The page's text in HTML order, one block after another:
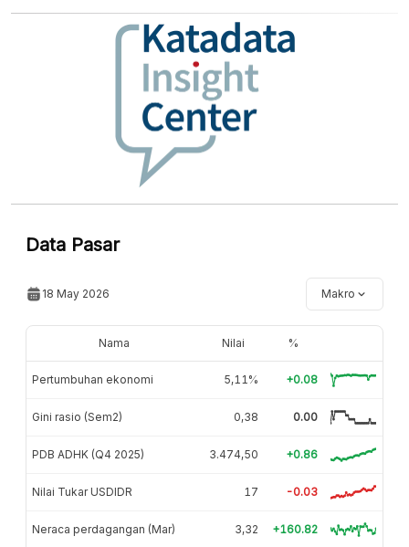
Data Pasar
18 May 2026 Makro
Nama Nilai %
Pertumbuhan ekonomi 5,11% +0.08
Gini rasio (Sem2) 0,38 0.00
PDB ADHK (Q4 2025) 3.474,50 +0.86
Nilai Tukar USDIDR 17 -0.03
Neraca perdagangan (Mar) 3,32 +160.82